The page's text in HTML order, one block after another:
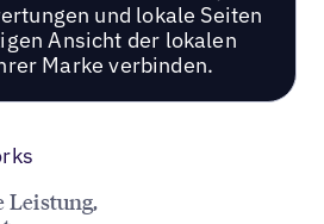
und lokale Seiten
Ansicht der lokalen
Marke verbinden.
Leistung,